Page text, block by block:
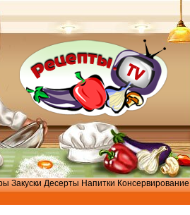
Закуски Десерты Напитки Консервирование